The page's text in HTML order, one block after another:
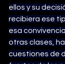
ellos y su
recibiera ese
esa
otras clases,
cuestiones de